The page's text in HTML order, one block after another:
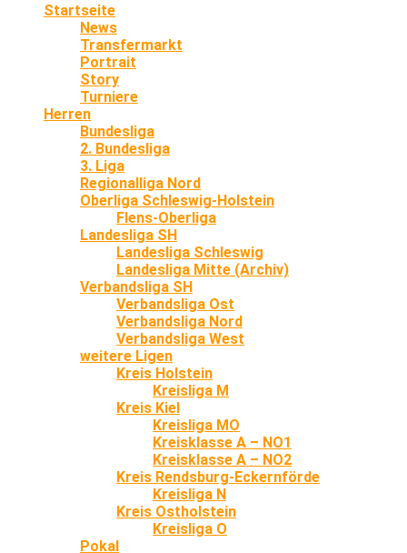
Startseite
News
Transfermarkt
Portrait
Story
Turniere
Herren
Bundesliga
2. Bundesliga
3. Liga
Regionalliga Nord
Oberliga Schleswig-Holstein
Flens-Oberliga
Landesliga SH
Landesliga Schleswig
Landesliga Mitte (Archiv)
Verbandsliga SH
Verbandsliga Ost
Verbandsliga Nord
Verbandsliga West
weitere Ligen
Kreis Holstein
Kreisliga M
Kreis Kiel
Kreisliga MO
Kreisklasse A – NO1
Kreisklasse A – NO2
Kreis Rendsburg-Eckernförde
Kreisliga N
Kreis Ostholstein
Kreisliga O
Pokal